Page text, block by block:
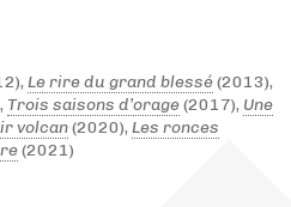
Le rire du grand blessé(2013),
Trois saisons d’orage(2017), Une
volcan(2020), Les ronces
(2021)